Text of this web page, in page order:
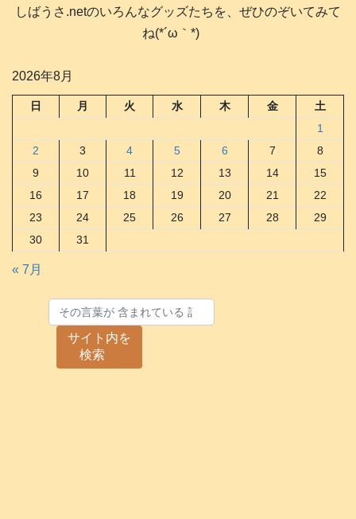
しばうさ.netのいろんなグッズたちを、ぜひのぞいてみて
ね(*´ω｀*)
2026年8月
日 月 火 水 木 金
土
1
2
3 4 5 6 7
8
9
10 11 12 13 14
15
16
17 18 19 20 21
22
23
24 25 26 27 28
29
30
31
« 7月
サイト内を
検索